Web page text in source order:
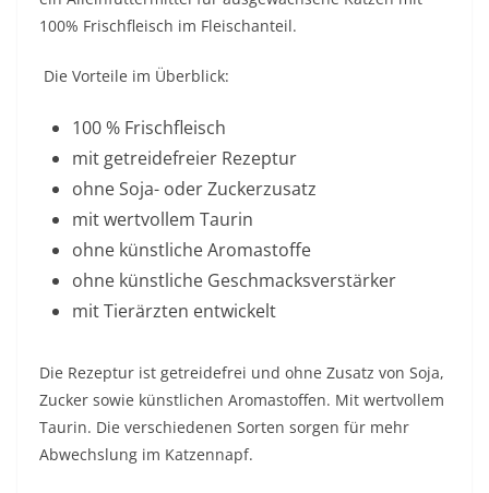
100% Frischfleisch im Fleischanteil.
Die Vorteile im Überblick:
100 % Frischfleisch
mit getreidefreier Rezeptur
ohne Soja- oder Zuckerzusatz
mit wertvollem Taurin
ohne künstliche Aromastoffe
ohne künstliche Geschmacksverstärker
mit Tierärzten entwickelt
Die Rezeptur ist getreidefrei und ohne Zusatz von Soja,
Zucker sowie künstlichen Aromastoffen. Mit wertvollem
Taurin. Die verschiedenen Sorten sorgen für mehr
Abwechslung im Katzennapf.